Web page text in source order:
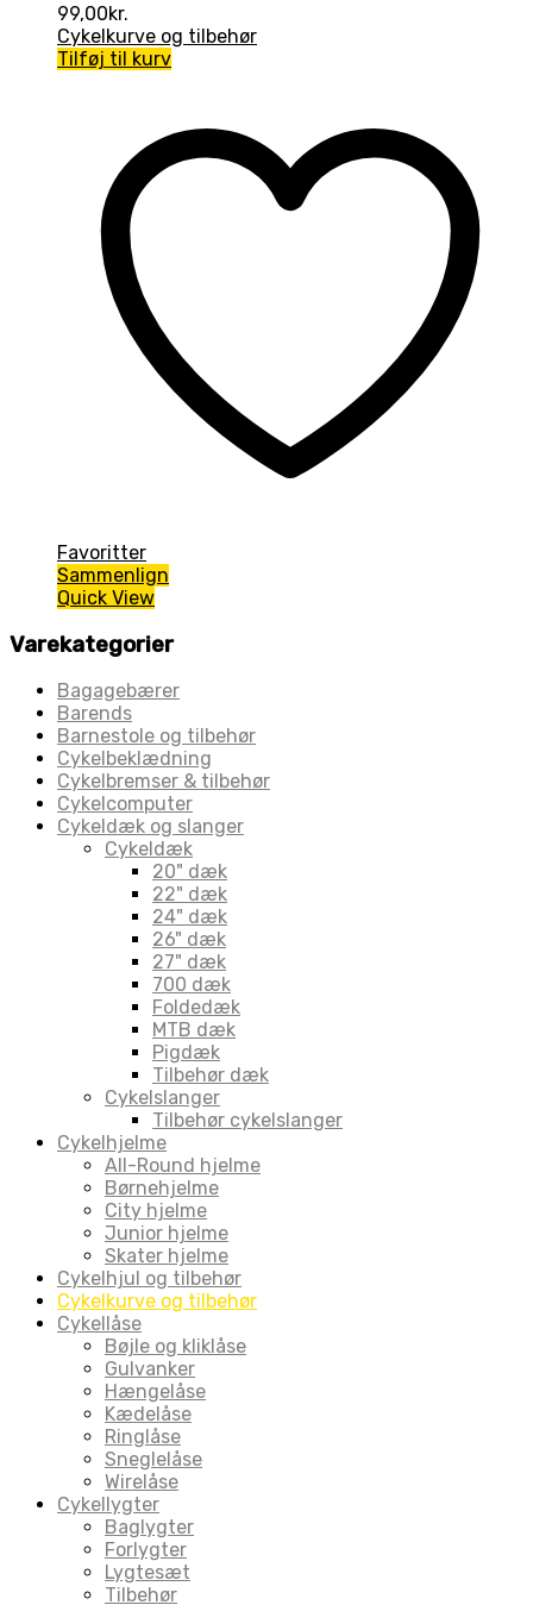
99,00kr.
Cykelkurve og tilbehør
Tilføj til kurv
Favoritter
Sammenlign
Quick View
Varekategorier
Bagagebærer
Barends
Barnestole og tilbehør
Cykelbeklædning
Cykelbremser & tilbehør
Cykelcomputer
Cykeldæk og slanger
Cykeldæk
20" dæk
22" dæk
24" dæk
26" dæk
27" dæk
700 dæk
Foldedæk
MTB dæk
Pigdæk
Tilbehør dæk
Cykelslanger
Tilbehør cykelslanger
Cykelhjelme
All-Round hjelme
Børnehjelme
City hjelme
Junior hjelme
Skater hjelme
Cykelhjul og tilbehør
Cykelkurve og tilbehør
Cykellåse
Bøjle og kliklåse
Gulvanker
Hængelåse
Kædelåse
Ringlåse
Sneglelåse
Wirelåse
Cykellygter
Baglygter
Forlygter
Lygtesæt
Tilbehør